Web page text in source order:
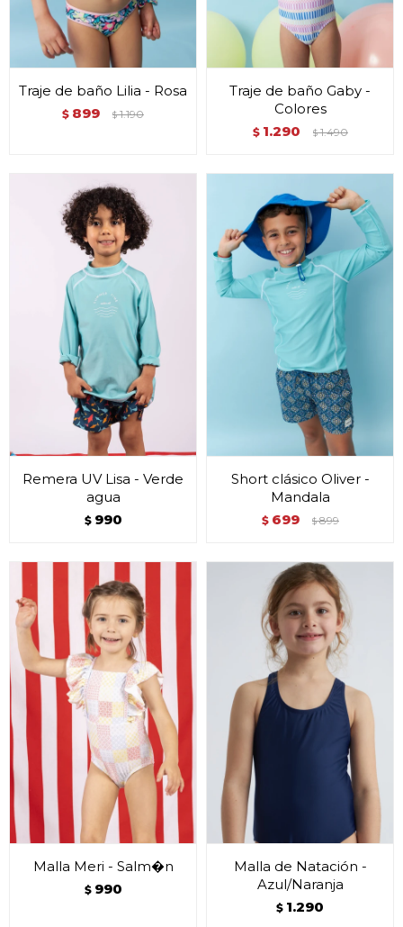
Traje de baño Lilia - Rosa
$ 899 $ 1.190
Traje de baño Gaby -
Colores
$ 1.290 $ 1.490
Remera UV Lisa - Verde
agua
$ 990
Short clásico Oliver -
Mandala
$ 699 $ 899
Malla Meri - Salm�n
$ 990
Malla de Natación -
Azul/Naranja
$ 1.290